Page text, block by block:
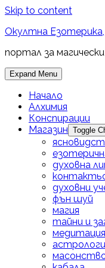
Skip to content
Окултна
портал за
Expand Menu
Начало
Алхимия
Конспирации
Магазин Toggle
духовна
духовни
фън шуй
магия
тайни и
медитация